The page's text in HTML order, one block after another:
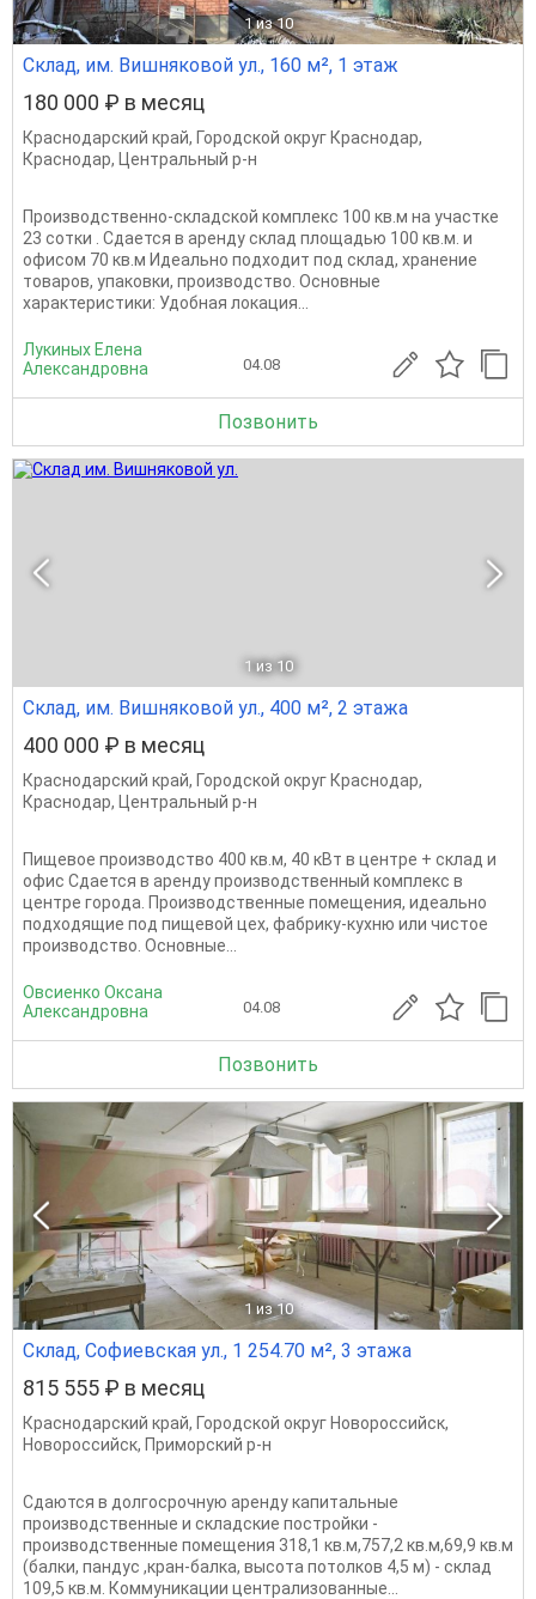
1 из 10
Склад, им. Вишняковой ул., 160 м², 1 этаж
180 000 ₽ в месяц
Краснодарский край, Городской округ Краснодар,
Краснодар, Центральный р-н
Производственно-складской комплекс 100 кв.м на участке
23 сотки . Сдается в аренду склад площадью 100 кв.м. и
офисом 70 кв.м Идеально подходит под склад, хранение
товаров, упаковки, производство. Основные
характеристики: Удобная локация...
Лукиных Елена
Александровна
04.08
Позвонить
1 из 10
Склад, им. Вишняковой ул., 400 м², 2 этажа
400 000 ₽ в месяц
Краснодарский край, Городской округ Краснодар,
Краснодар, Центральный р-н
Пищевое производство 400 кв.м, 40 кВт в центре + склад и
офис Сдается в аренду производственный комплекс в
центре города. Производственные помещения, идеально
подходящие под пищевой цех, фабрику-кухню или чистое
производство. Основные...
Овсиенко Оксана
Александровна
04.08
Позвонить
1 из 10
Склад, Софиевская ул., 1 254.70 м², 3 этажа
815 555 ₽ в месяц
Краснодарский край, Городской округ Новороссийск,
Новороссийск, Приморский р-н
Сдаются в долгосрочную аренду капитальные
производственные и складские постройки -
производственные помещения 318,1 кв.м,757,2 кв.м,69,9 кв.м
(балки, пандус ,кран-балка, высота потолков 4,5 м) - склад
109,5 кв.м. Коммуникации централизованные...